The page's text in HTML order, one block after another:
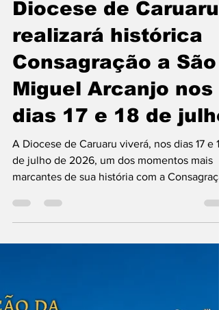
Igreja na Diocese
Diocese de Caruaru
realizará histórica
Consagração a São
Miguel Arcanjo nos
dias 17 e 18 de julho
A Diocese de Caruaru viverá, nos dias 17 e
de julho de 2026, um dos momentos mais
programação a celebração da Santa Missa,